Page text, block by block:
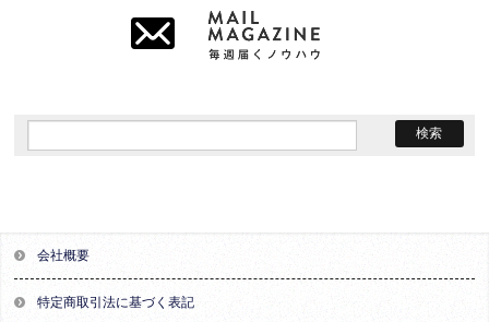
会社概要
特定商取引法に基づく表記